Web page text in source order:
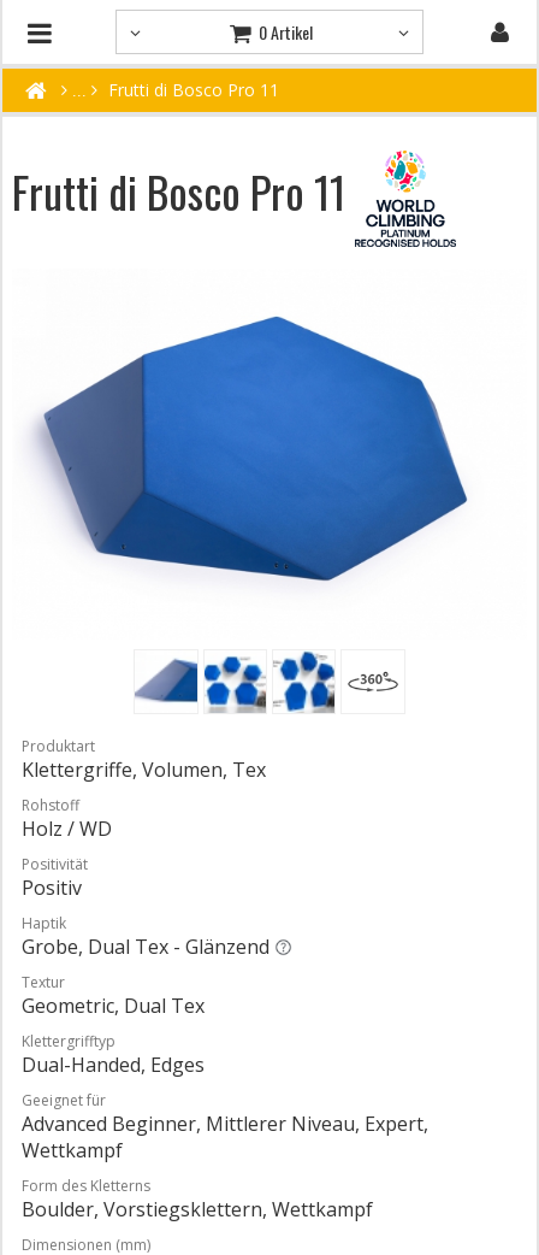
0 Artikel
Frutti di Bosco Pro 11
Frutti di Bosco Pro 11
Produktart
Klettergriffe, Volumen, Tex
Rohstoff
Holz / WD
Positivität
Positiv
Haptik
Grobe, Dual Tex - Glänzend
Textur
Geometric, Dual Tex
Klettergrifftyp
Dual-Handed, Edges
Geeignet für
Advanced Beginner, Mittlerer Niveau, Expert,
Wettkampf
Form des Kletterns
Boulder, Vorstiegsklettern, Wettkampf
Dimensionen (mm)